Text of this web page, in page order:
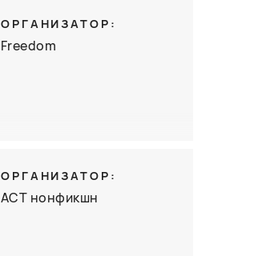
ОРГАНИЗАТОР:
Freedom
ОРГАНИЗАТОР:
АСТ нонфикшн